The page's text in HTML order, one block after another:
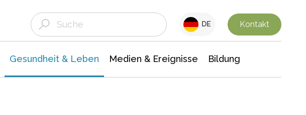
DE Kontakt
Gesundheit & Leben Medien & Ereignisse Bildung